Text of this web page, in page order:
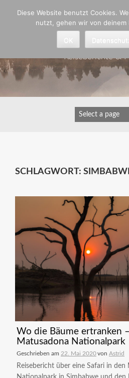
Astrid
Reiseberichte &
SCHLAGWORT:
Wo die Bäume ertranken
Matusadona Nationalpark
Geschrieben am 22. Mai 2020von Astrid
Reisebericht über eine Safari in den
Diese Website benutzt Cookies.
nutzt, gehen wir von deinem